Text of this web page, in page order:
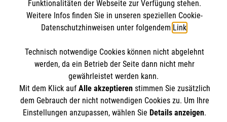
Barrierefreiheit
Malteser Jugend
Malteser International
Sharepoint
Spendenkonto
Bank: Pax-Bank für Kirche und Caritas eG
IBAN: DE90 3706 0120 1201 2100 18
BIC: GENODED1PA7
Soziale Netzwerke
Der Malteser Hilfsdienst e.V. ist als eingetragene
gemeinnützige Organisation von der Körperschaft- und
Funktionalitäten der Webseite zur Verfügung stehen.
Weitere Infos finden Sie in unseren speziellen Cookie-
Datenschutzhinweisen unter folgendem Link.
Technisch notwendige Cookies können nicht abgelehnt
werden, da ein Betrieb der Seite dann nicht mehr
gewährleistet werden kann.
Mit dem Klick auf Alle akzeptierenstimmen Sie zusätzlich
dem Gebrauch der nicht notwendigen Cookies zu. Um Ihre
Einstellungen anzupassen, wählen Sie Details anzeigen.